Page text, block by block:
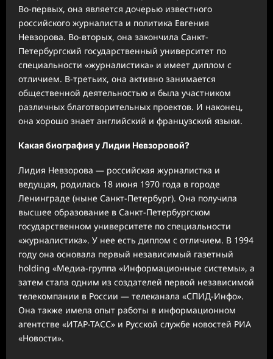
Во-первых, она является дочерью известного
российского журналиста и политика Евгения
Невзорова. Во-вторых, она закончила Санкт-
Петербургский государственный университет по
специальности «журналистика» и имеет диплом с
отличием. В-третьих, она активно занимается
общественной деятельностью и была участником
различных благотворительных проектов. И наконец,
она хорошо знает английский и французский языки.
Какая биография у Лидии Невзоровой?
Лидия Невзорова — российская журналистка и
ведущая, родилась 18 июня 1970 года в городе
Ленинграде (ныне Санкт-Петербург). Она получила
высшее образование в Санкт-Петербургском
государственном университете по специальности
«журналистика». У нее есть диплом с отличием. В 1994
году она основала первый независимый газетный
holding «Медиа-группа «Информационные системы», а
затем стала одним из создателей первой независимой
телекомпании в России — телеканала «СПИД-Инфо».
Она также имела опыт работы в информационном
агентстве «ИТАР-ТАСС» и Русской службе новостей РИА
«Новости».